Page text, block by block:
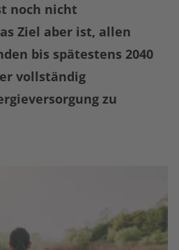
noch nicht
Ziel aber ist, allen
bis spätestens 2040
vollständig
zu